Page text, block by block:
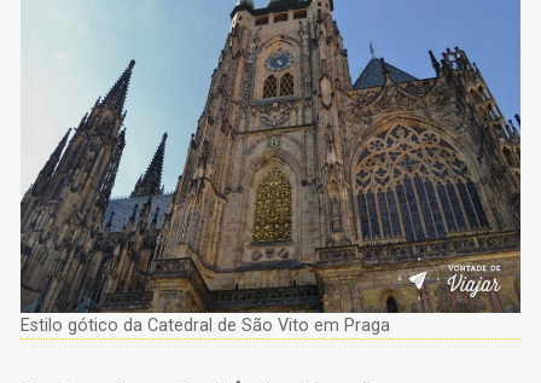
Estilo gótico da Catedral de São Vito em Praga